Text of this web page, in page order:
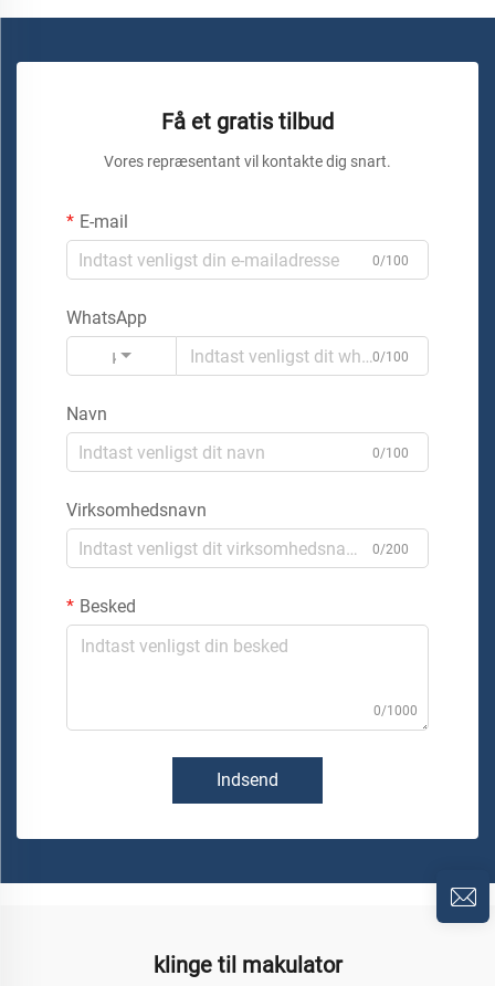
Få et gratis tilbud
Vores repræsentant vil kontakte dig snart.
E-mail
0/100
WhatsApp
Kode
0/100
Navn
0/100
Virksomhedsnavn
0/200
Besked
0/1000
Indsend
klinge til makulator